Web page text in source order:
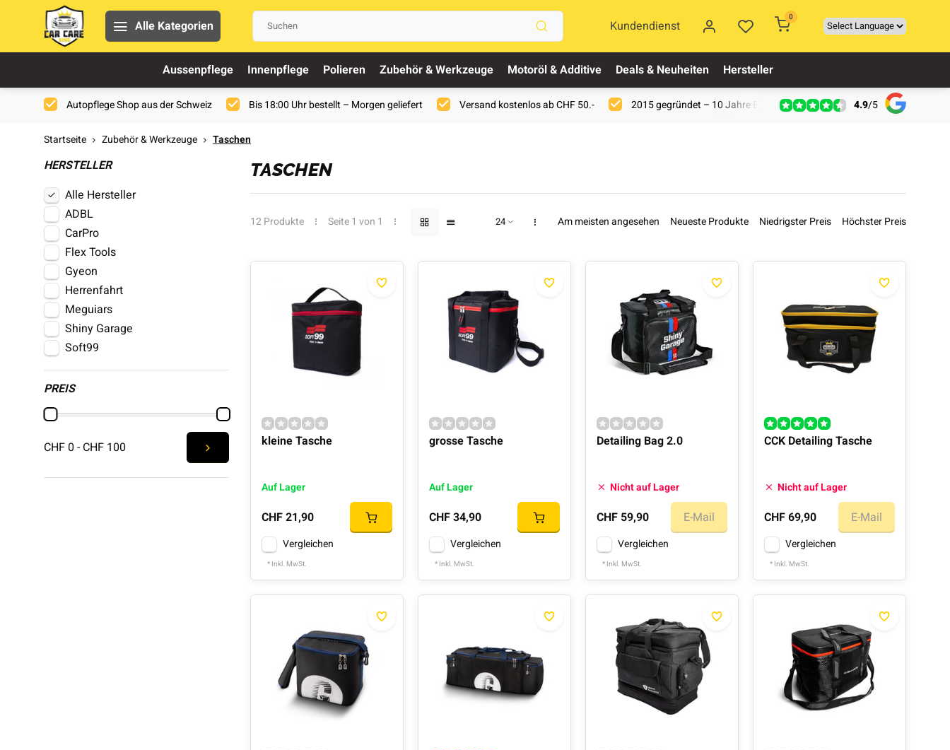
Alle Kategorien Kundendienst
0
Aussenpflege Innenpflege Polieren Zubehör & Werkzeuge Motoröl & Additive Deals & Neuheiten Hersteller
Autopflege Shop aus der Schweiz Bis 18:00 Uhr bestellt – Morgen geliefert Versand kostenlos ab CHF 50.- 2015 gegründet – 10 Jahre Erfahrung 4.9/5
Startseite Zubehör & Werkzeuge Taschen
HERSTELLER
Alle Hersteller
ADBL
CarPro
Flex Tools
Gyeon
Herrenfahrt
Meguiars
Shiny Garage
Soft99
PREIS
CHF 0 - CHF 100
TASCHEN
12 Produkte Seite 1 von 1 Am meisten angesehen Neueste Produkte Niedrigster Preis Höchster Preis
kleine Tasche
Auf Lager
CHF 21,90
Vergleichen
* Inkl. MwSt.
grosse Tasche
Auf Lager
CHF 34,90
Vergleichen
* Inkl. MwSt.
Detailing Bag 2.0
Nicht auf Lager
CHF 59,90 E-Mail
Vergleichen
* Inkl. MwSt.
CCK Detailing Tasche
Nicht auf Lager
CHF 69,90 E-Mail
Vergleichen
* Inkl. MwSt.